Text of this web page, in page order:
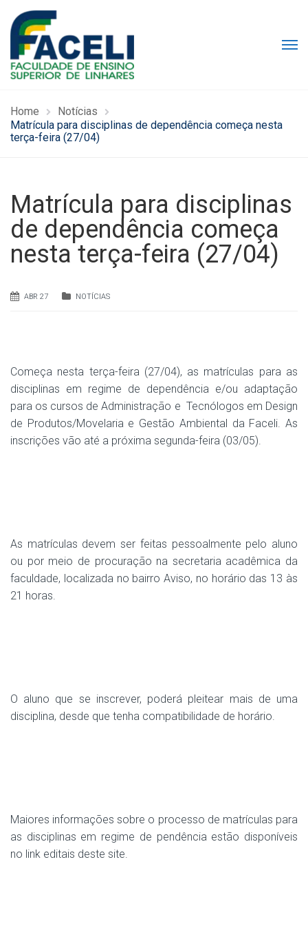
Home
Notícias
Matrícula para disciplinas de dependência começa nesta
terça-feira (27/04)
Matrícula para disciplinas
de dependência começa
nesta terça-feira (27/04)
ABR 27 NOTÍCIAS
Começa nesta terça-feira (27/04), as matrículas para as
disciplinas em regime de dependência e/ou adaptação
para os cursos de Administração e Tecnólogos em Design
de Produtos/Movelaria e Gestão Ambiental da Faceli. As
inscrições vão até a próxima segunda-feira (03/05).
As matrículas devem ser feitas pessoalmente pelo aluno
ou por meio de procuração na secretaria acadêmica da
faculdade, localizada no bairro Aviso, no horário das 13 às
21 horas.
O aluno que se inscrever, poderá pleitear mais de uma
disciplina, desde que tenha compatibilidade de horário.
Maiores informações sobre o processo de matrículas para
as disciplinas em regime de pendência estão disponíveis
no link editais deste site.